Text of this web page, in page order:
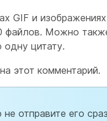
GIF и
Можно
цитату.
этот комментарий.
отправите его